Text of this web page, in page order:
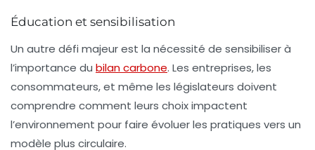
Éducation et sensibilisation
Un autre défi majeur est la nécessité de sensibiliser à
l’importance du bilan carbone. Les entreprises, les
consommateurs, et même les législateurs doivent
comprendre comment leurs choix impactent
l’environnement pour faire évoluer les pratiques vers un
modèle plus circulaire.